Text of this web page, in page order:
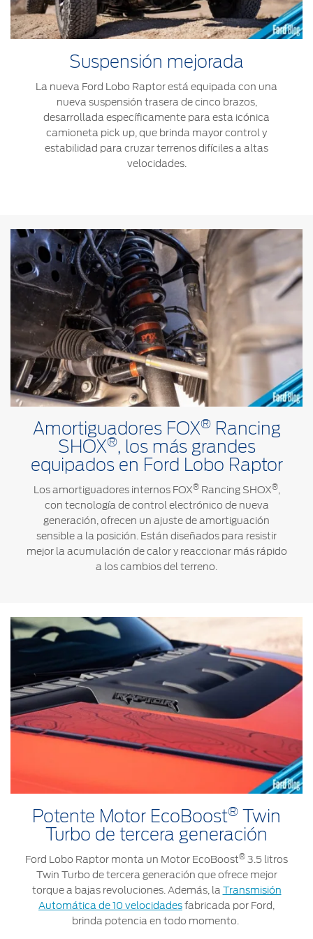
Suspensión mejorada
La nueva Ford Lobo Raptor está equipada con una
nueva suspensión trasera de cinco brazos,
desarrollada específicamente para esta icónica
camioneta pick up, que brinda mayor control y
estabilidad para cruzar terrenos difíciles a altas
velocidades.
Amortiguadores FOX®Rancing
SHOX®, los más grandes
equipados en Ford Lobo Raptor
Los amortiguadores internos FOX®Rancing SHOX®,
con tecnología de control electrónico de nueva
generación, ofrecen un ajuste de amortiguación
sensible a la posición. Están diseñados para resistir
mejor la acumulación de calor y reaccionar más rápido
a los cambios del terreno.
Potente Motor EcoBoost®
Twin
Turbo de tercera generación
Ford Lobo Raptor monta un Motor EcoBoost® 3.5 litros
Twin Turbo de tercera generación que ofrece mejor
torque a bajas revoluciones. Además, la Transmisión
Automática de 10 velocidadesfabricada por Ford,
brinda potencia en todo momento.